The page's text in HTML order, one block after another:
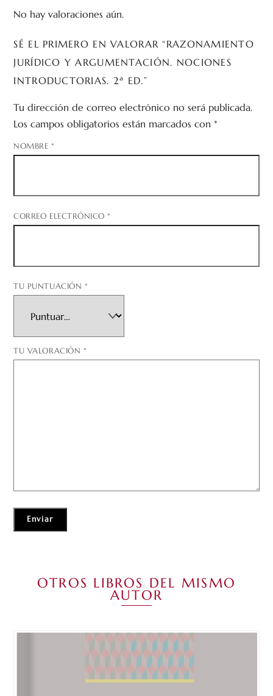
No hay valoraciones aún.
SÉ EL PRIMERO EN VALORAR “RAZONAMIENTO
JURÍDICO Y ARGUMENTACIÓN. NOCIONES
INTRODUCTORIAS. 2ª ED.”
Tu dirección de correo electrónico no será publicada.
Los campos obligatorios están marcados con*
NOMBRE *
CORREO ELECTRÓNICO*
TU PUNTUACIÓN *
TU VALORACIÓN *
OTROS LIBROS DEL MISMO
AUTOR